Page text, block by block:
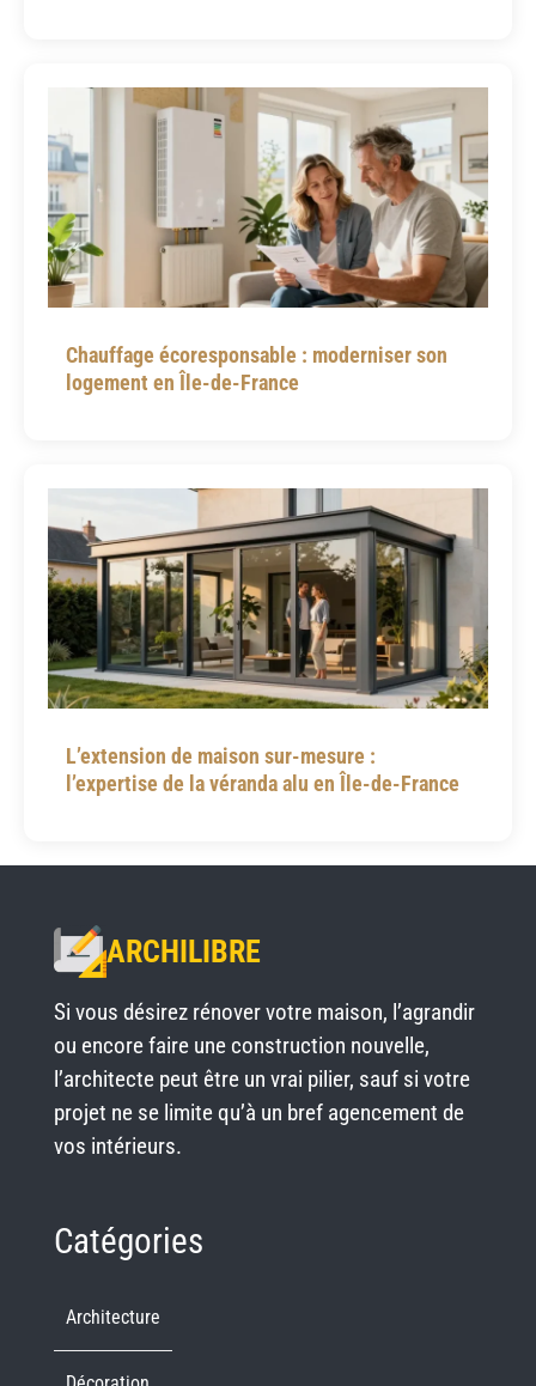
Chauffage écoresponsable : moderniser son
logement en Île-de-France
L’extension de maison sur-mesure :
l’expertise de la véranda alu en Île-de-France
ARCHILIBRE
Si vous désirez rénover votre maison, l’agrandir
ou encore faire une construction nouvelle,
l’architecte peut être un vrai pilier, sauf si votre
projet ne se limite qu’à un bref agencement de
vos intérieurs.
Catégories
Architecture